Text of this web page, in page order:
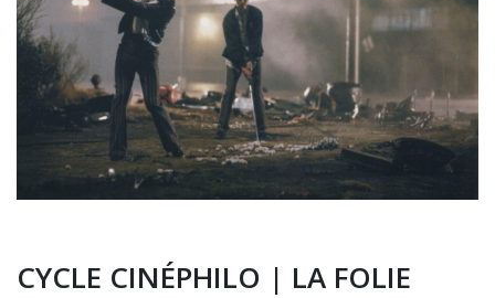
CYCLE CINÉPHILO | LA FOLIE